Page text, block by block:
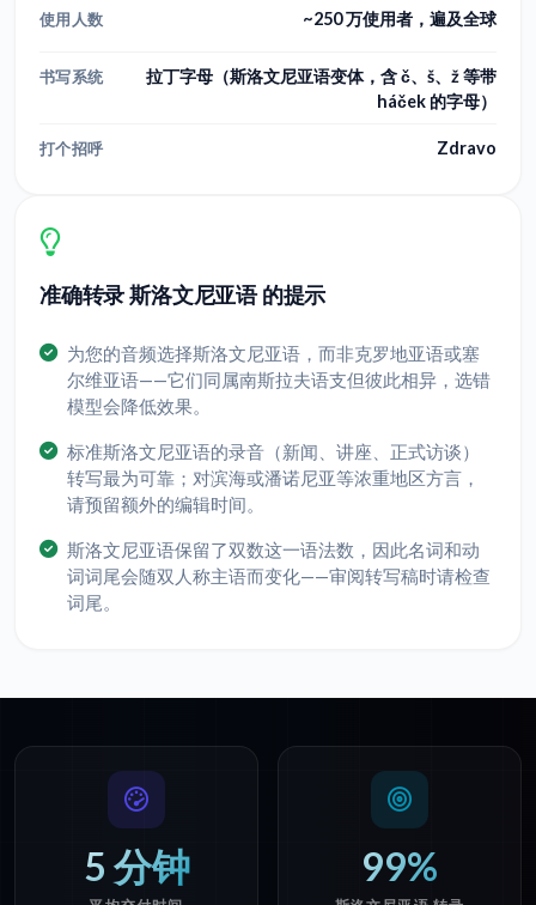
使用人数 ~250 万使用者，遍及全球
书写系统
拉丁字母（斯洛文尼亚语变体，含 č、š、ž 等带
háček 的字母）
打个招呼 Zdravo
准确转录 斯洛文尼亚语 的提示
为您的音频选择斯洛文尼亚语，而非克罗地亚语或塞
尔维亚语——它们同属南斯拉夫语支但彼此相异，选错
模型会降低效果。
标准斯洛文尼亚语的录音（新闻、讲座、正式访谈）
转写最为可靠；对滨海或潘诺尼亚等浓重地区方言，
请预留额外的编辑时间。
斯洛文尼亚语保留了双数这一语法数，因此名词和动
词词尾会随双人称主语而变化——审阅转写稿时请检查
词尾。
5 分钟 99%